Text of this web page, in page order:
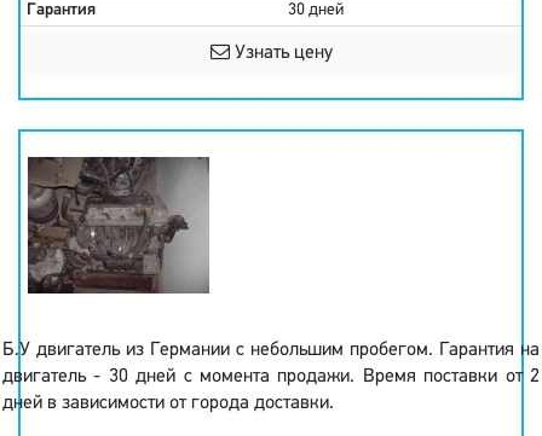
Гарантия
30 дней
Узнать цену
Б.У двигатель из Германии с небольшим пробегом. Гарантия на
двигатель - 30 дней с момента продажи. Время поставки от 2
дней в зависимости от города доставки.